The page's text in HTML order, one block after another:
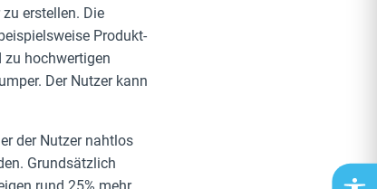
erstellen. Die
Produkt-
zu hochwertigen
Der Nutzer kann
der Nutzer nahtlos
Grundsätzlich